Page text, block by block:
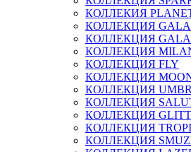
КОЛЛЕКИЯ
КОЛЛЕКЦИЯ
КОЛЛЕКЦИЯ
КОЛЛЕКЦИЯ
КОЛЛЕКЦИЯ FLY
КОЛЛЕКЦИЯ
КОЛЛЕКЦИЯ
КОЛЛЕКЦИЯ
КОЛЛЕКЦИЯ
КОЛЛЕКЦИЯ
КОЛЛЕКЦИЯ